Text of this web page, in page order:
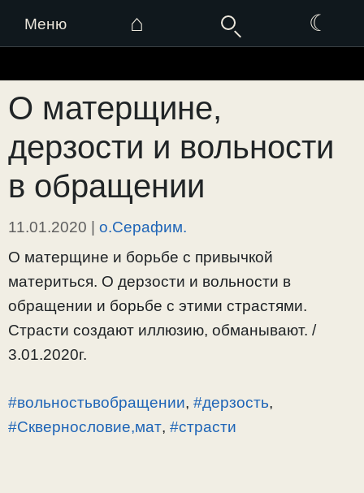
Меню ⌂ ☾
к
содержимому
О матерщине,
дерзости и вольности
в обращении
11.01.2020 | о.Серафим.
О матерщине и борьбе с привычкой
материться. О дерзости и вольности в
обращении и борьбе с этими страстями.
Страсти создают иллюзию, обманывают. /
3.01.2020г.
#вольностьвобращении, #дерзость,
#Сквернословие,мат, #страсти